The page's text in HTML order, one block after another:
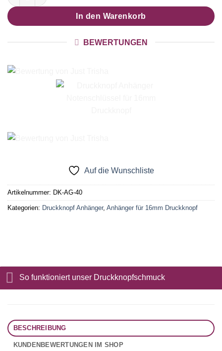
In den Warenkorb
BEWERTUNGEN
Auf die Wunschliste
Artikelnummer: DK-AG-40
Kategorien: Druckknopf Anhänger, Anhänger für 16mm Druckknopf
So funktioniert unser Druckknopfschmuck
BESCHREIBUNG
KUNDENBEWERTUNGEN IM SHOP